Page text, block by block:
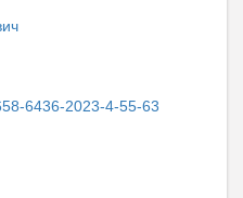
6436-2023-4-55-63